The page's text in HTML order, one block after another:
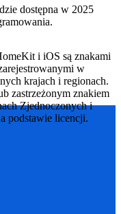
dostępna w 2025
i iOS są znakami
w
krajach i regionach.
zastrzeżonym znakiem
Zjednoczonych i
podstawie licencji.